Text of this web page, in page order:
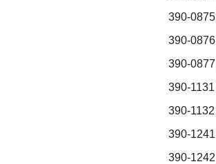
390-0875
390-0876
390-0877
390-1131
390-1132
390-1241
390-1242